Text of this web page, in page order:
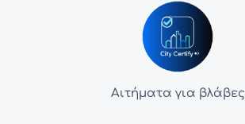
Αιτήματα για βλάβες